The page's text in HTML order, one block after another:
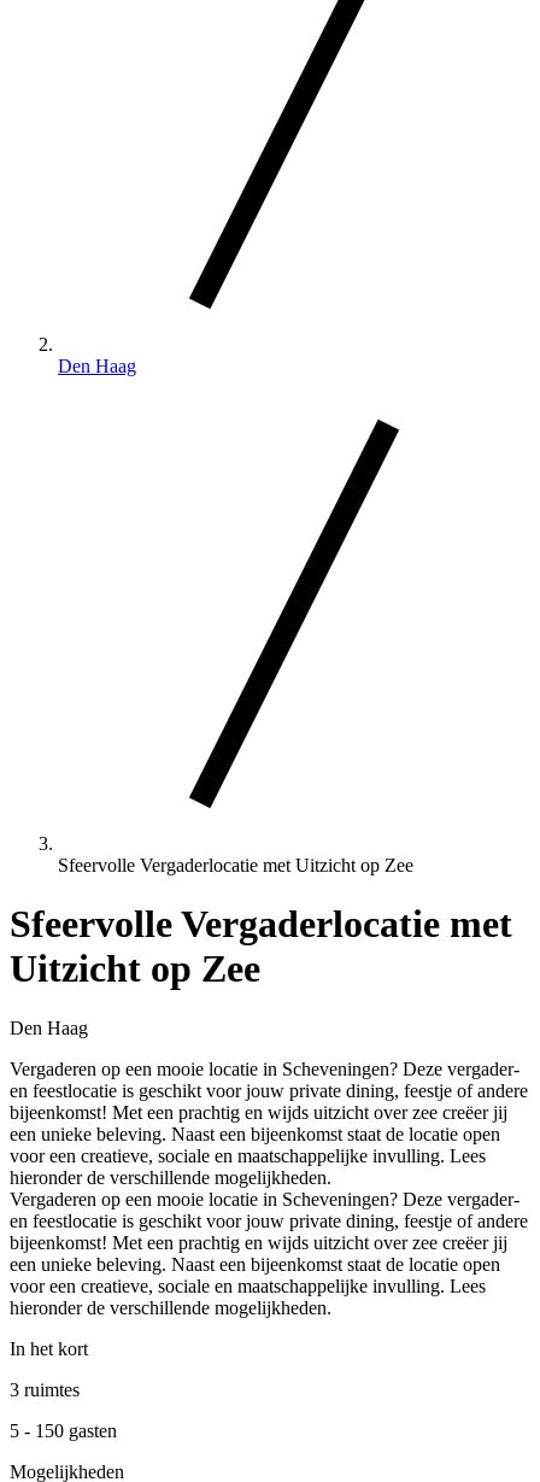
Den Haag
Sfeervolle Vergaderlocatie met Uitzicht op Zee
Sfeervolle Vergaderlocatie met
Uitzicht op Zee
Den Haag
Vergaderen op een mooie locatie in Scheveningen? Deze vergader-
en feestlocatie is geschikt voor jouw private dining, feestje of andere
bijeenkomst! Met een prachtig en wijds uitzicht over zee creëer jij
een unieke beleving. Naast een bijeenkomst staat de locatie open
voor een creatieve, sociale en maatschappelijke invulling. Lees
hieronder de verschillende mogelijkheden.
Vergaderen op een mooie locatie in Scheveningen? Deze vergader-
en feestlocatie is geschikt voor jouw private dining, feestje of andere
bijeenkomst! Met een prachtig en wijds uitzicht over zee creëer jij
een unieke beleving. Naast een bijeenkomst staat de locatie open
voor een creatieve, sociale en maatschappelijke invulling. Lees
hieronder de verschillende mogelijkheden.
In het kort
3 ruimtes
5 - 150 gasten
Mogelijkheden